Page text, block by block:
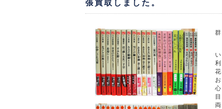
張買取しました。